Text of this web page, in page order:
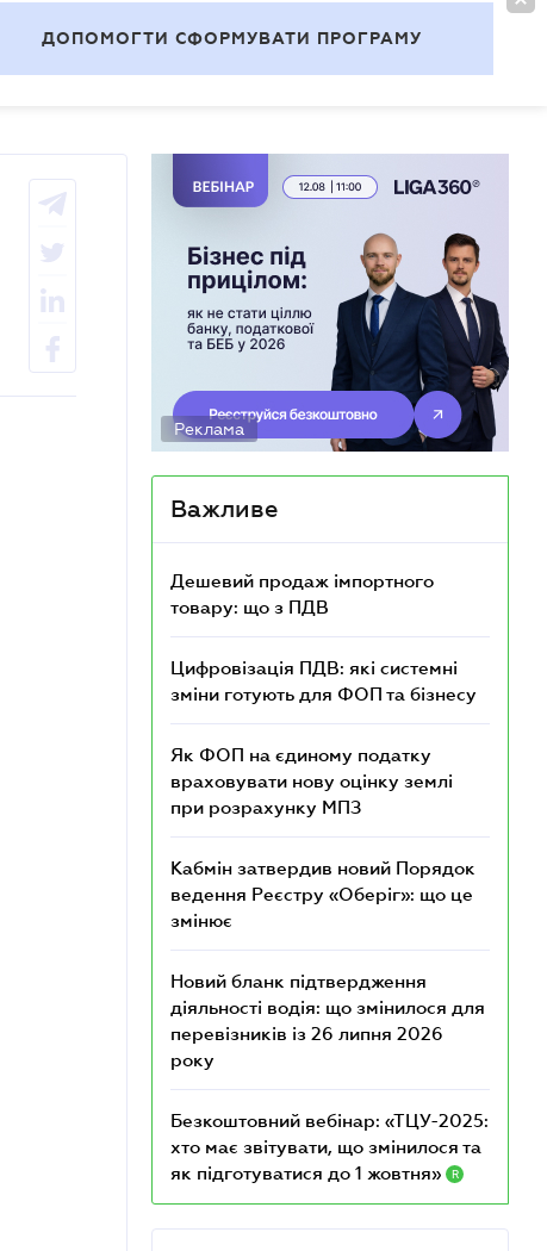
Теми
Реклама
Важливе
Дешевий продаж імпортного
товару: що з ПДВ
Цифровізація ПДВ: які системні
зміни готують для ФОП та бізнесу
Як ФОП на єдиному податку
враховувати нову оцінку землі
при розрахунку МПЗ
Кабмін затвердив новий Порядок
ведення Реєстру «Оберіг»: що це
змінює
Новий бланк підтвердження
діяльності водія: що змінилося для
перевізників із 26 липня 2026
року
Безкоштовний вебінар: «ТЦУ-2025:
хто має звітувати, що змінилося та
як підготуватися до 1 жовтня»
R